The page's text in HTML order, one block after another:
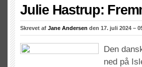
Julie Hastrup:
Skrevet af Jane Andersen den 17. juli 2024 –
Den
ned på